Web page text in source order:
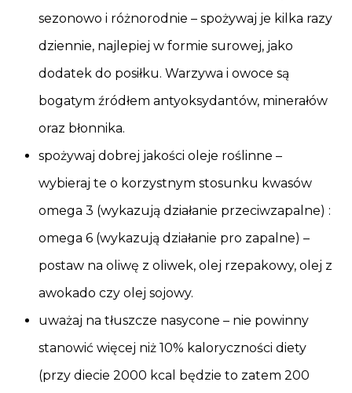
sezonowo i różnorodnie – spożywaj je kilka razy
dziennie, najlepiej w formie surowej, jako
dodatek do posiłku. Warzywa i owoce są
bogatym źródłem antyoksydantów, minerałów
oraz błonnika.
spożywaj dobrej jakości oleje roślinne –
wybieraj te o korzystnym stosunku kwasów
omega 3 (wykazują działanie przeciwzapalne) :
omega 6 (wykazują działanie pro zapalne) –
postaw na oliwę z oliwek, olej rzepakowy, olej z
awokado czy olej sojowy.
uważaj na tłuszcze nasycone – nie powinny
stanowić więcej niż 10% kaloryczności diety
(przy diecie 2000 kcal będzie to zatem 200